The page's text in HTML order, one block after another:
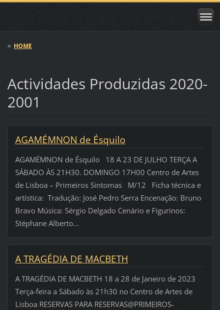
< HOME
Actividades Produzidas 2020-
2001
AGAMÉMNON de Ésquilo
AGAMÉMNON de Ésquilo 18 A 23 DE JULHO TERÇA A
SÁBADO ÀS 21H30. DOMINGO 17H00 Centro de Artes
de Lisboa – Primeiros Sintomas M/12 Ficha técnica e
artística: Tradução: José Pedro Serra Encenação: Bruno
Bravo Música: Sérgio Delgado Cenário e Figurinos:
Stéphane Alberto...
A TRAGÉDIA DE MACBETH
A TRAGÉDIA DE MACBETH 18 a 28 de Janeiro de 2023
Terça-feira a Sábado às 21h30 no Centro de Artes de
Lisboa RESERVAS PARA RESERVAS@PRIMEIROS-